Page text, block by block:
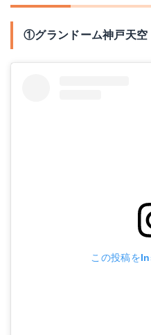
①グランドーム神戸天空
この投稿を